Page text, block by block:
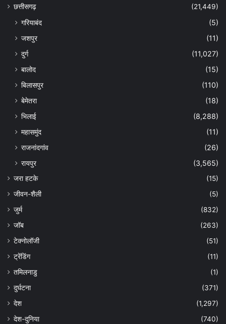
छत्तीसगढ़
(21,449)
गरियाबंद
(5)
जशपुर
(11)
दुर्ग
(11,027)
बालोद
(15)
बिलासपुर
(110)
बेमेतरा
(18)
भिलाई
(8,288)
महासमुंद
(11)
राजनांदगांव
(26)
रायपुर
(3,565)
जरा हटके
(15)
जीवन-शैली
(5)
जुर्म
(832)
जॉब
(263)
टेक्नोलॉजी
(51)
ट्रेंडिंग
(11)
तमिलनाडु
(1)
दुर्घटना
(371)
देश
(1,297)
देश-दुनिया
(740)